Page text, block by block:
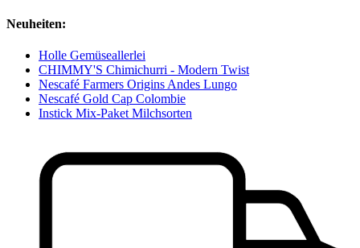
Neuheiten:
Holle Gemüseallerlei
CHIMMY'S Chimichurri - Modern Twist
Nescafé Farmers Origins Andes Lungo
Nescafé Gold Cap Colombie
Instick Mix-Paket Milchsorten